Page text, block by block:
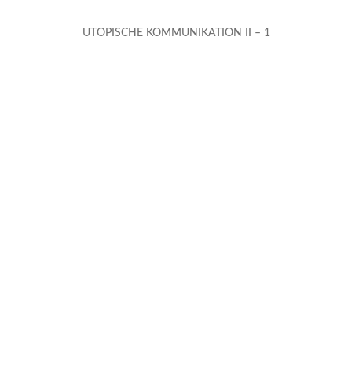
UTOPISCHE KOMMUNIKATION II – 1